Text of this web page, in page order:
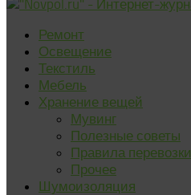
Ремонт
Освещение
Текстиль
Мебель
Хранение вещей
Мувинг
Полезные советы
Правила перевозки
Прочее
Шумоизоляция